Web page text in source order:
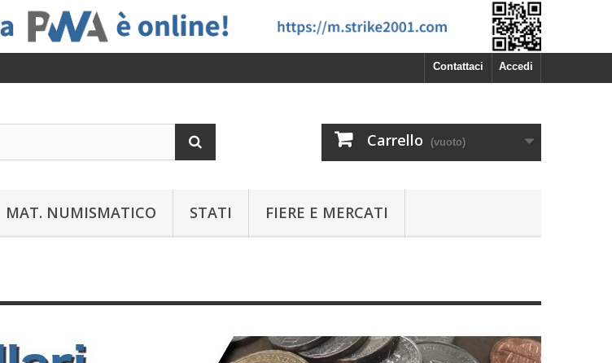
Accedi
Contattaci
Carrello (vuoto)
MAT. NUMISMATICO STATI FIERE E MERCATI